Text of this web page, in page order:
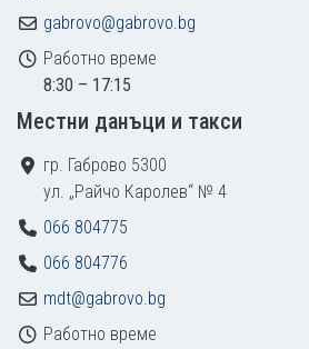
gabrovo@gabrovo.bg
Работно време
8:30 – 17:15
Местни данъци и такси
гр. Габрово 5300
ул. „Райчо Каролев“ № 4
066 804775
066 804776
mdt@gabrovo.bg
Работно време